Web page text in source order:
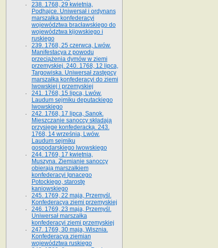
238. 1768, 29 kwietnia,
Podhajce. Uniwersał i ordynans
marszałka konfederacyi
województwa bracławskiego do
wo­jewództwa kijowskiego i
ruskiego
239. 1768, 25 czerwca, Lwów.
Manifestacya z powodu
przeciążenia dymów w ziemi
przemyskiej. 240. 1768, 12 lipca,
Targowiska. Uniwersał zastępcy
marszałka konfederacyi do ziemi
lwowskiej i przemyskiej
241. 1768, 15 lipca, Lwów.
Laudum sejmiku deputackiego
lwowskiego
242. 1768, 17 lipca, Sanok.
Mieszczanie sanoccy składają
przysięgę konfederacką. 243.
1768, 14 września, Lwów.
Laudum sejmiku
gospodarskiego lwowskiego
244. 1769, 17 kwietnia,
Muszyna. Ziemianie sanoccy
obierają marszałkiem
konfederacyi Ignacego
Potockiego, starostę
kaniowskiego
245. 1769, 22 maja, Przemyśl.
Konfederacya ziemi przemyskiej
246. 1769, 23 maja, Przemyśl.
Uniwersał marszałka
konfederacyi ziemi przemyskiej
247. 1769, 30 maja, Wisznia.
Konfederacya ziemian
województwa ruskiego